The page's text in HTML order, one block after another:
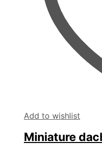
Add to wishlist
Miniature